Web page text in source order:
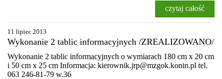
czytaj całość
11 lipiec 2013
Wykonanie 2 tablic informacyjnych /ZREALIZOWANO/
Wykonanie 2 tablic informacyjnych o wymiarach 180 cm x 20 cm
i 50 cm x 25 cm Informacja: kierownik.jrp@mzgok.konin.pl tel.
063 246-81-79 w.36